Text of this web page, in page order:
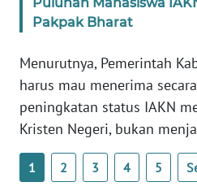
Pakpak Bharat
Menurutnya, Pemerintah
harus mau menerima
peningkatan status IAKN
Kristen Negeri, bukan
1 2 3 4 5
WN
WN
SULTRA
NTB